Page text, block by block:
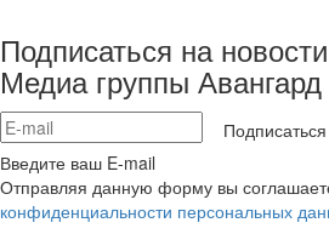
Подписаться на
Медиа группы Авангард
Подписаться
Введите ваш E-mail
Отправляя данную форму вы
конфиденциальности персональных